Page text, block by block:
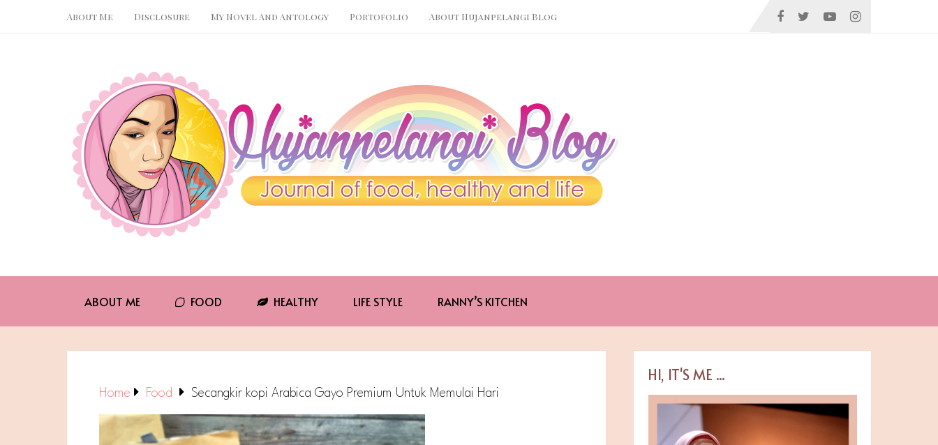
About Me Disclosure My Novel And Antology Portofolio About Hujanpelangi Blog
ABOUT ME FOOD HEALTHY LIFE STYLE RANNY’S KITCHEN
Home Food Secangkir kopi Arabica Gayo Premium Untuk Memulai Hari
HI, IT'S ME ...